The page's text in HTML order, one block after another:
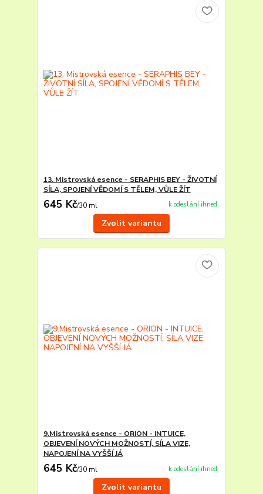
13. Mistrovská esence - SERAPHIS BEY - ŽIVOTNÍ
SÍLA, SPOJENÍ VĚDOMÍ S TĚLEM, VŮLE ŽÍT
645 Kč/30 ml k odeslání ihned
Zvolit variantu
9.Mistrovská esence - ORION - INTUICE,
OBJEVENÍ NOVÝCH MOŽNOSTÍ, SÍLA VIZE,
NAPOJENÍ NA VYŠŠÍ JÁ
645 Kč/30 ml k odeslání ihned
Zvolit variantu